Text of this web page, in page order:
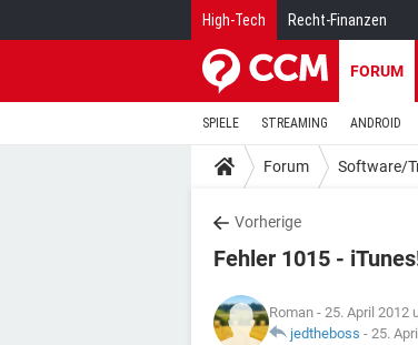
High-Tech Recht-Finanzen
FORUM
SPIELE STREAMING ANDROID
Forum Software/
Vorherige
Fehler 1015 -
Roman - 25. April 2012
jedtheboss - 25.